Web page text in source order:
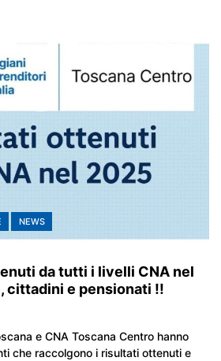
NEWS
da tutti i livelli CNA nel
cittadini e pensionati !!
e CNA Toscana Centro hanno
che raccolgono i risultati ottenuti e